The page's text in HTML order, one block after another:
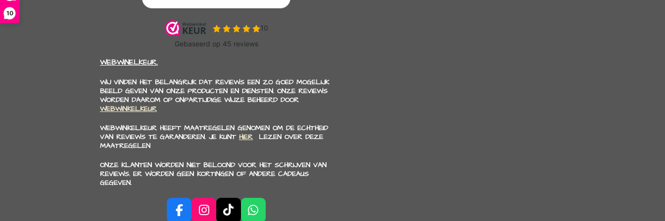
10
WEBWINELKEUR.
WIJ VINDEN HET BELANGRIJK DAT REVIEWS EEN ZO GOED MOGELIJK
BEELD GEVEN VAN ONZE PRODUCTEN EN DIENSTEN. ONZE REVIEWS
WORDEN DAAROM OP ONPARTIJDIGE WIJZE BEHEERD DOOR
WEBWINKELKEUR
WEBWINKELKEUR HEEFT MAATREGELEN GENOMEN OM DE ECHTHEID
VAN REVIEWS TE GARANDEREN. JE KUNT HIER LEZEN OVER DEZE
MAATREGELEN
ONZE KLANTEN WORDEN NIET BELOOND VOOR HET SCHRIJVEN VAN
REVIEWS. ER WORDEN GEEN KORTINGEN OF ANDERE CADEAUS
GEGEVEN.
F I T W